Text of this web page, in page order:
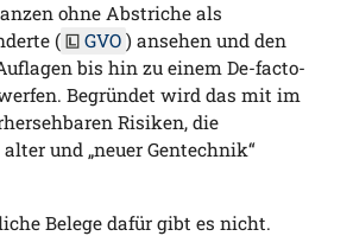
ohne Abstriche als
(
GVO ) ansehen und den
bis hin zu einem De-facto-
Begründet wird das mit im
Risiken, die
und „neuer Gentechnik“
Belege dafür gibt es nicht.